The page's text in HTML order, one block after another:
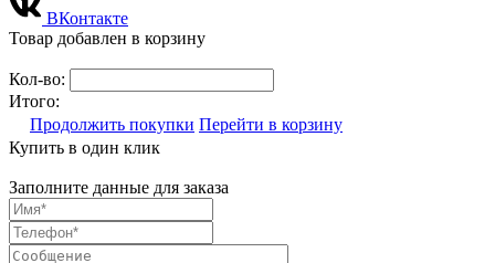
ВКонтакте
Товар добавлен в корзину
Кол-во:
Итого:
Продолжить покупки Перейти в корзину
Купить в один клик
Заполните данные для заказа